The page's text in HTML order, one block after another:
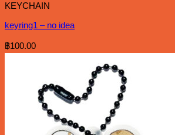
KEYCHAIN
keyring1 – no idea
฿100.00